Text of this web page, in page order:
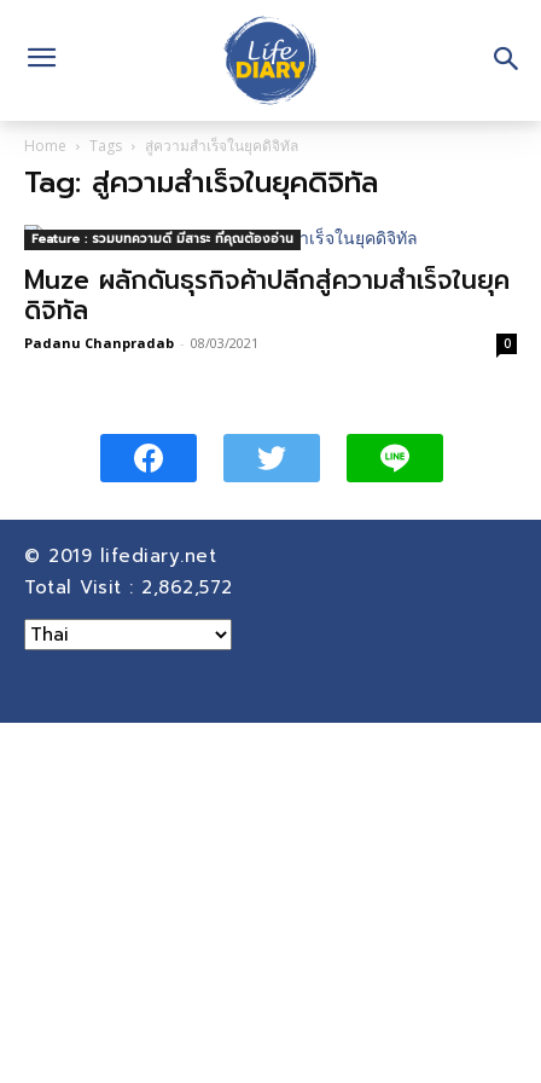
Home Tags สู่ความสำเร็จในยุคดิจิทัล
Tag: สู่ความสำเร็จในยุคดิจิทัล
Feature : รวมบทความดี มีสาระ ที่คุณต้องอ่าน
Muze ผลักดันธุรกิจค้าปลีกสู่ความสำเร็จในยุค
ดิจิทัล
Padanu Chanpradab - 08/03/2021 0
© 2019 lifediary.net
Total Visit : 2,862,572